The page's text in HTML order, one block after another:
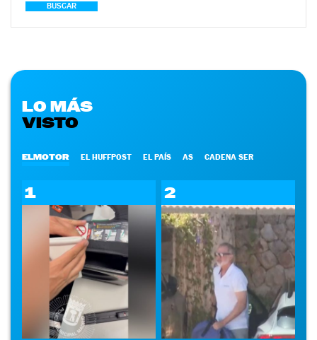
BUSCAR
LO MÁS
VISTO
ELMOTOR EL HUFFPOST EL PAÍS AS CADENA SER
1 2